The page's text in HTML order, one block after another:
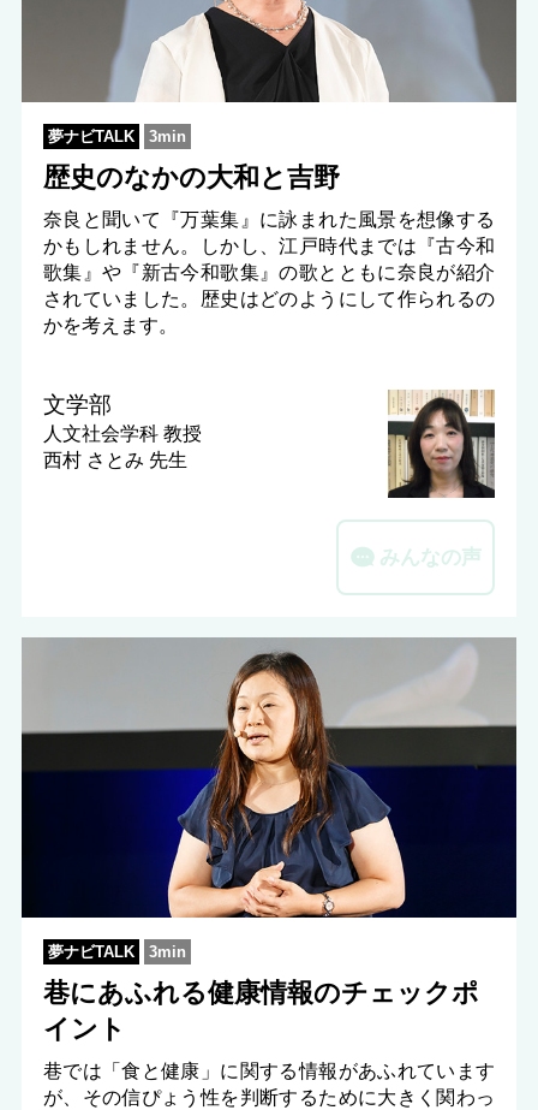
夢ナビTALK 3min
歴史のなかの大和と吉野
奈良と聞いて『万葉集』に詠まれた風景を想像する
かもしれません。しかし、江戸時代までは『古今和
歌集』や『新古今和歌集』の歌とともに奈良が紹介
されていました。歴史はどのようにして作られるの
かを考えます。
文学部
人文社会学科 教授
西村 さとみ 先生
みんなの声
夢ナビTALK 3min
巷にあふれる健康情報のチェックポ
イント
巷では「食と健康」に関する情報があふれています
が、その信ぴょう性を判断するために大きく関わっ